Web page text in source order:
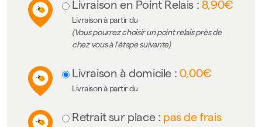
Livraison en Point Relais : 8,90€
Livraison à partir du
(Vous pourrez choisir un point relais près de
chez vous à l'étape suivante)
Livraison à domicile : 0,00€
Livraison à partir du
Retrait sur place : pas de frais